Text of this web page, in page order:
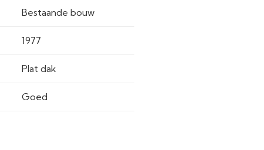
Bestaande bouw
1977
Plat dak
Goed